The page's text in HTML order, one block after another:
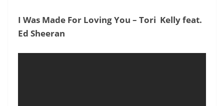
I Was Made For Loving You – Tori Kelly feat.
Ed Sheeran